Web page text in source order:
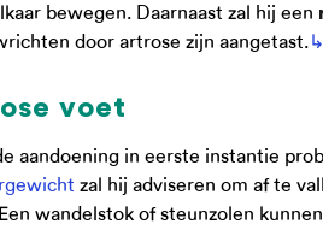
bewegen. Daarnaast zal hij een
door artrose zijn aangetast.↳
voet
aandoening in eerste instantie
zal hij adviseren om af te
wandelstok of steunzolen